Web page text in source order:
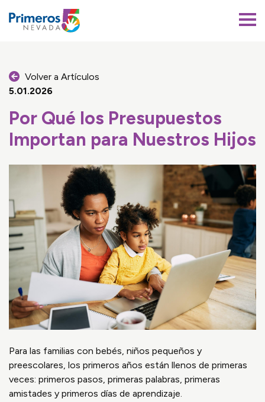
Volver a Artículos
5.01.2026
Por Qué los Presupuestos
Importan para Nuestros Hijos
Para las familias con bebés, niños pequeños y
preescolares, los primeros años están llenos de primeras
veces: primeros pasos, primeras palabras, primeras
amistades y primeros días de aprendizaje.